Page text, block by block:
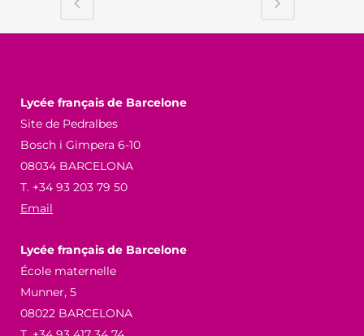
Lycée français de Barcelone
Site de Pedralbes
Bosch i Gimpera 6-10
08034 BARCELONA
T. +34 93 203 79 50
Email
Lycée français de Barcelone
École maternelle
Munner, 5
08022 BARCELONA